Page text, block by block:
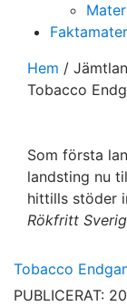
Hem /
Tobacco
Som första
landsting nu
hittills stöder
Rökfritt
Tobacco
PUBLICERAT: